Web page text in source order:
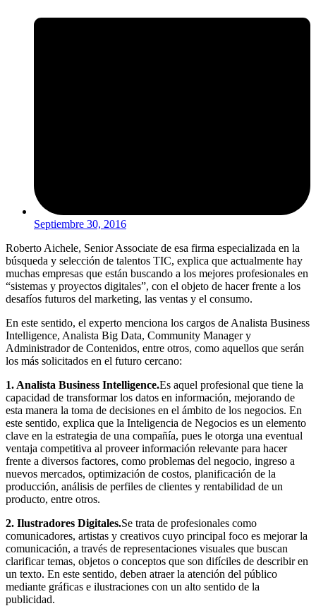
Septiembre 30, 2016
Roberto Aichele, Senior Associate de esa firma especializada en la
búsqueda y selección de talentos TIC, explica que actualmente hay
muchas empresas que están buscando a los mejores profesionales en
“sistemas y proyectos digitales”, con el objeto de hacer frente a los
desafíos futuros del marketing, las ventas y el consumo.
En este sentido, el experto menciona los cargos de Analista Business
Intelligence, Analista Big Data, Community Manager y
Administrador de Contenidos, entre otros, como aquellos que serán
los más solicitados en el futuro cercano:
1. Analista Business Intelligence.Es aquel profesional que tiene la
capacidad de transformar los datos en información, mejorando de
esta manera la toma de decisiones en el ámbito de los negocios. En
este sentido, explica que la Inteligencia de Negocios es un elemento
clave en la estrategia de una compañía, pues le otorga una eventual
ventaja competitiva al proveer información relevante para hacer
frente a diversos factores, como problemas del negocio, ingreso a
nuevos mercados, optimización de costos, planificación de la
producción, análisis de perfiles de clientes y rentabilidad de un
producto, entre otros.
2. Ilustradores Digitales.Se trata de profesionales como
comunicadores, artistas y creativos cuyo principal foco es mejorar la
comunicación, a través de representaciones visuales que buscan
clarificar temas, objetos o conceptos que son difíciles de describir en
un texto. En este sentido, deben atraer la atención del público
mediante gráficas e ilustraciones con un alto sentido de la
publicidad.